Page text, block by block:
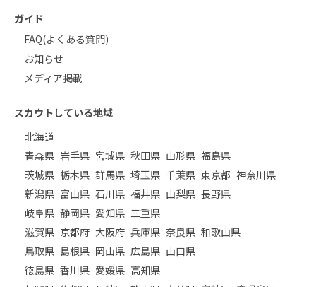
ガイド
FAQ(よくある質問)
お知らせ
メディア掲載
スカウトしている地域
北海道
青森県 岩手県 宮城県 秋田県 山形県 福島県
茨城県 栃木県 群馬県 埼玉県 千葉県 東京都 神奈川県
新潟県 富山県 石川県 福井県 山梨県 長野県
岐阜県 静岡県 愛知県 三重県
滋賀県 京都府 大阪府 兵庫県 奈良県 和歌山県
鳥取県 島根県 岡山県 広島県 山口県
徳島県 香川県 愛媛県 高知県